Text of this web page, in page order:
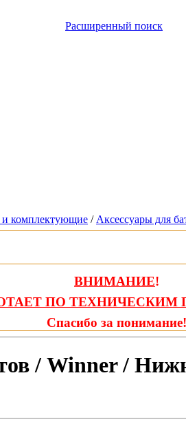
Расширенный поиск
и комплектующие / Аксессуары для
ВНИМАНИЕ!
ПО ТЕХНИЧЕСКИМ
Спасибо за понимание!
/ Winner /